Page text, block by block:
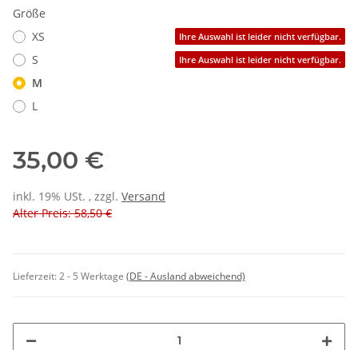
Größe
XS
Ihre Auswahl ist leider nicht verfügbar.
S Ihre Auswahl ist leider nicht verfügbar.
M
L
35,00 €
inkl. 19% USt. , zzgl. Versand
Alter Preis: 58,50 €
Lieferzeit:2 - 5 Werktage (DE - Ausland abweichend)